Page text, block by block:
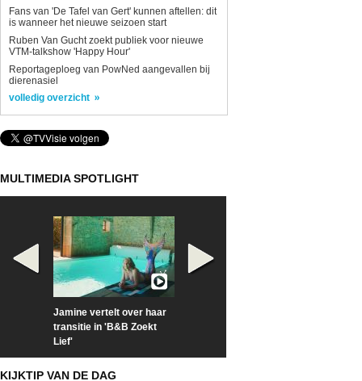
Fans van 'De Tafel van Gert' kunnen aftellen: dit
is wanneer het nieuwe seizoen start
Ruben Van Gucht zoekt publiek voor nieuwe
VTM-talkshow 'Happy Hour'
Reportageploeg van PowNed aangevallen bij
dierenasiel
volledig overzicht
MULTIMEDIA SPOTLIGHT
Jamine vertelt over haar
transitie in 'B&B Zoekt
Lief'
KIJKTIP VAN DE DAG